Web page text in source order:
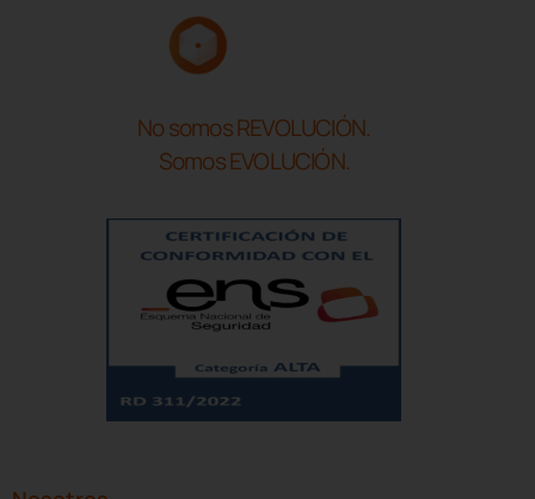
No somos REVOLUCIÓN.
Somos EVOLUCIÓN.